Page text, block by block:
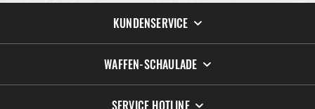
KUNDENSERVICE
WAFFEN-SCHAULADE
SERVICE HOTLINE